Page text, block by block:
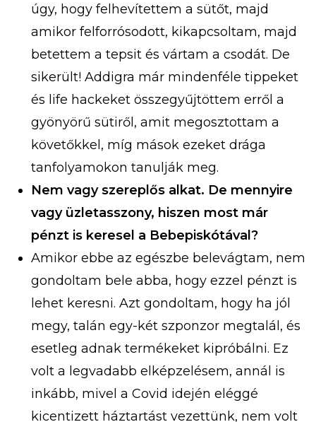
úgy, hogy felhevítettem a sütőt, majd
amikor felforrósodott, kikapcsoltam, majd
betettem a tepsit és vártam a csodát. De
sikerült! Addigra már mindenféle tippeket
és life hackeket összegyűjtöttem erről a
gyönyörű sütiről, amit megosztottam a
követőkkel, míg mások ezeket drága
tanfolyamokon tanulják meg.
Nem vagy szereplős alkat. De mennyire
vagy üzletasszony, hiszen most már
pénzt is keresel a Bebepiskótával?
Amikor ebbe az egészbe belevágtam, nem
gondoltam bele abba, hogy ezzel pénzt is
lehet keresni. Azt gondoltam, hogy ha jól
megy, talán egy-két szponzor megtalál, és
esetleg adnak termékeket kipróbálni. Ez
volt a legvadabb elképzelésem, annál is
inkább, mivel a Covid idején eléggé
kicentizett háztartást vezettünk, nem volt